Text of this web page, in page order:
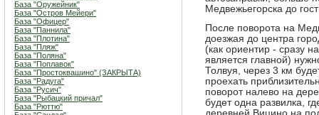
База "Оружейник"
База "Остров Мейери"
База "Офицер"
База "Паннила"
База "Плотина"
База "Пляж"
База "Поляна"
База "Поплавок"
База "Простоквашино" (ЗАКРЫТА)
База "Радуга"
База "Русич"
База "Рыбацкий причал"
База "Рюттю"
Медвежьегорска до
После поворота на
доезжая до центра
(как ориентир - сразу
является главной)
Толвуя, через 3 км
проехать
поворот налево на
будет одна развилка,